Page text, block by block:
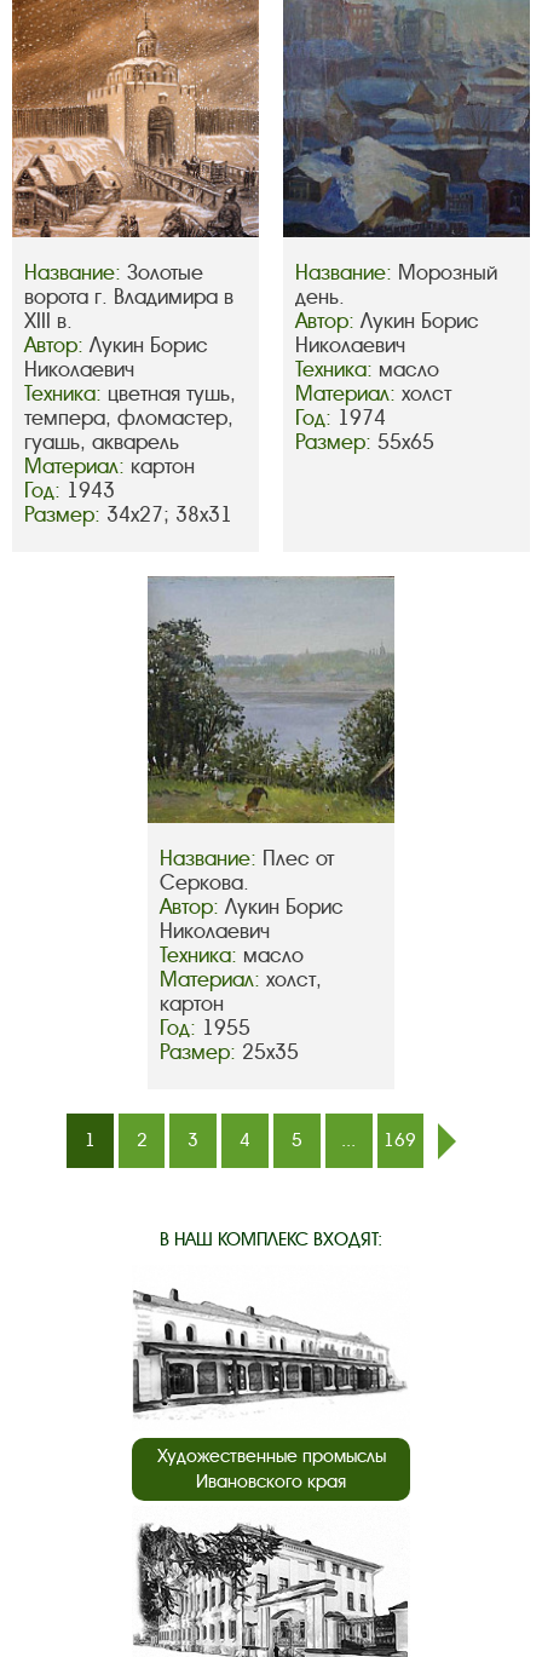
Название: Золотые
ворота г. Владимира в
XIII в.
Автор: Лукин Борис
Николаевич
Техника: цветная тушь,
темпера, фломастер,
гуашь, акварель
Материал: картон
Год: 1943
Размер: 34х27; 38х31
Название: Морозный
день.
Автор: Лукин Борис
Николаевич
Техника: масло
Материал: холст
Год: 1974
Размер: 55х65
Название: Плес от
Серкова.
Автор: Лукин Борис
Николаевич
Техника: масло
Материал: холст,
картон
Год: 1955
Размер: 25х35
1 2 3 4 5 ...
169
В НАШ КОМПЛЕКС ВХОДЯТ:
Художественные промыслы
Ивановского края